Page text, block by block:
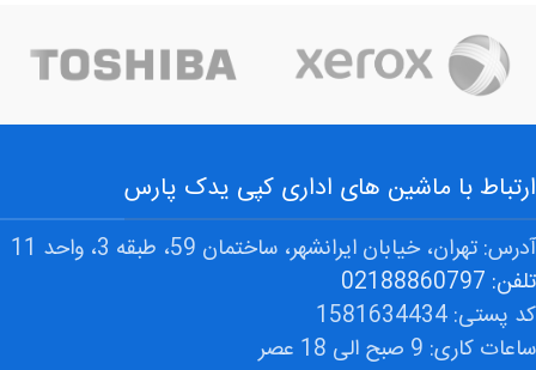
ارتباط با ماشین های اداری کپی یدک پارس
آدرس: تهران، خیابان ایرانشهر، ساختمان 59، طبقه 3، واحد 11
تلفن: 02188860797
کد پستی: 1581634434
ساعات کاری: 9 صبح الی 18 عصر